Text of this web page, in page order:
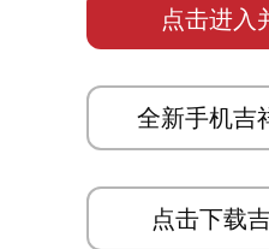
点击进入
全新手机吉
点击下载